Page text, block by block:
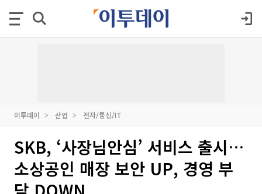
이투데이 산업 전자/통신/IT
SKB, ‘사장님안심’ 서비스 출시…
소상공인 매장 보안 UP, 경영 부